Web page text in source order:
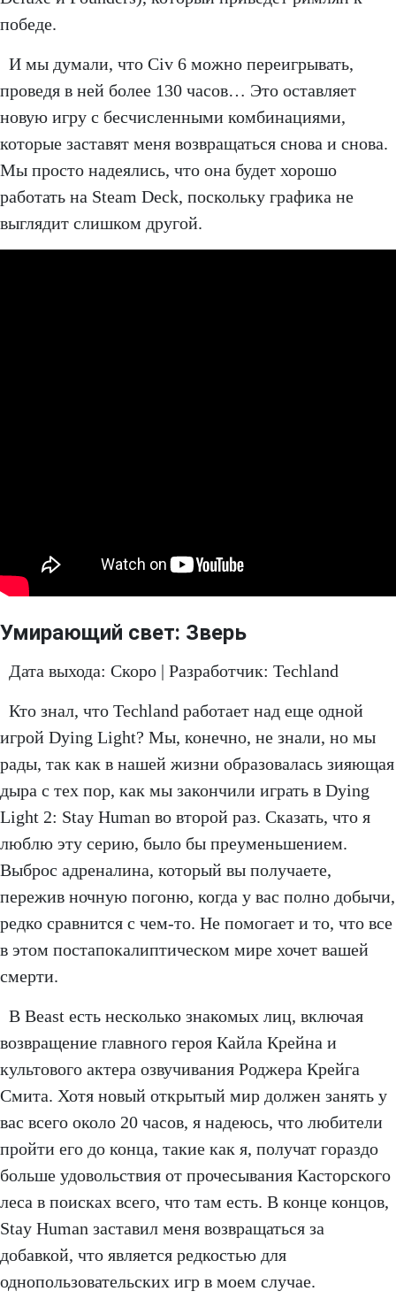
победе.
И мы думали, что Civ 6 можно переигрывать,
проведя в ней более 130 часов… Это оставляет
новую игру с бесчисленными комбинациями,
которые заставят меня возвращаться снова и снова.
Мы просто надеялись, что она будет хорошо
работать на Steam Deck, поскольку графика не
выглядит слишком другой.
Умирающий свет: Зверь
Дата выхода: Скоро | Разработчик: Techland
Кто знал, что Techland работает над еще одной
игрой Dying Light? Мы, конечно, не знали, но мы
рады, так как в нашей жизни образовалась зияющая
дыра с тех пор, как мы закончили играть в Dying
Light 2: Stay Human во второй раз. Сказать, что я
люблю эту серию, было бы преуменьшением.
Выброс адреналина, который вы получаете,
пережив ночную погоню, когда у вас полно добычи,
редко сравнится с чем-то. Не помогает и то, что все
в этом постапокалиптическом мире хочет вашей
смерти.
В Beast есть несколько знакомых лиц, включая
возвращение главного героя Кайла Крейна и
культового актера озвучивания Роджера Крейга
Смита. Хотя новый открытый мир должен занять у
вас всего около 20 часов, я надеюсь, что любители
пройти его до конца, такие как я, получат гораздо
больше удовольствия от прочесывания Касторского
леса в поисках всего, что там есть. В конце концов,
Stay Human заставил меня возвращаться за
добавкой, что является редкостью для
однопользовательских игр в моем случае.